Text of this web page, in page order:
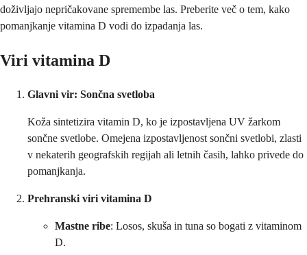
doživljajo nepričakovane spremembe las. Preberite več o tem, kako
pomanjkanje vitamina D vodi do izpadanja las.
Viri vitamina D
Glavni vir: Sončna svetloba
Koža sintetizira vitamin D, ko je izpostavljena UV žarkom
sončne svetlobe. Omejena izpostavljenost sončni svetlobi, zlasti
v nekaterih geografskih regijah ali letnih časih, lahko privede do
pomanjkanja.
Prehranski viri vitamina D
Mastne ribe: Losos, skuša in tuna so bogati z vitaminom
D.